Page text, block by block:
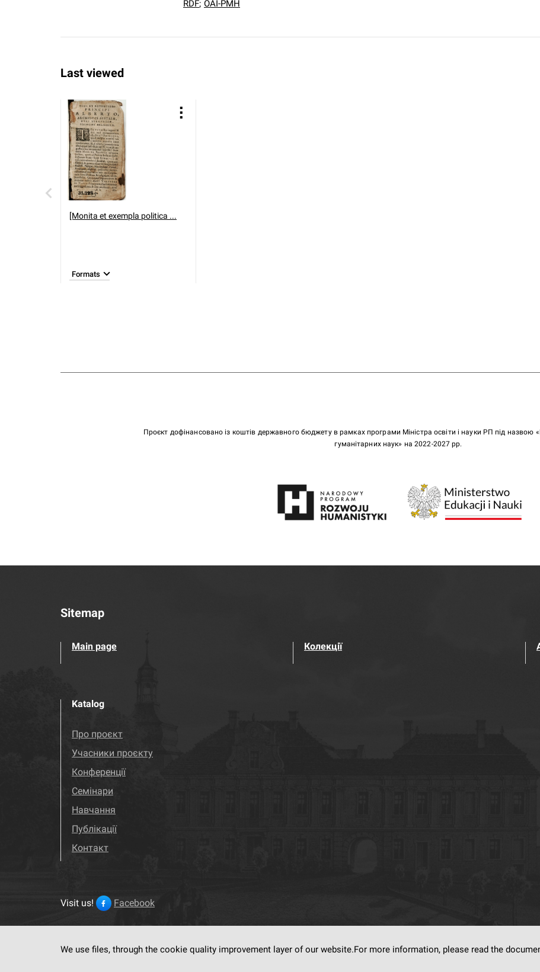
RDF; OAI-PMH
Last viewed
[Monita et exempla politica ...
Formats
Проєкт дофінансовано із коштів державного бюджету в рамках програми Міністра освіти і науки РП під назвою
гуманітарних наук» на 2022-2027 рр.
Sitemap
Main page Колекції
Katalog
Про проєкт
Учасники проєкту
Конференції
Семінари
Навчання
Публікації
Контакт
Visit us! Facebook
This service runs ondLibra6.4.18-SNAPSHOTsoftware created byPoznan Supercomputing and
We use files, through the cookie quality improvement layer of our website.For more information, please read the